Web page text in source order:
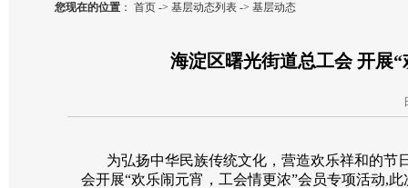
您现在的位置 ： 首页 -> 基层动态列表 -> 基层动态
海淀区曙光街道总工会 开展
为弘扬中华民族传统文化，营造欢乐祥和的节
会开展“欢乐闹元宵，工会情更浓”会员专项活动,